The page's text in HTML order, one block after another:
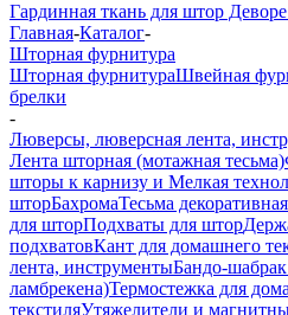
Гардинная ткань для штор
Главная-Каталог-
Шторная фурнитура
Шторная фурнитураШвейная
брелки
-
Люверсы, люверсная лента,
Лента шторная (мотажная тесьма)
шторы к карнизу и Мелкая
шторБахромаТесьма
для шторПодхваты для штор
подхватовКант для домашнего
лента, инструментыБандо-
ламбрекена)Термостежка для
текстиляУтяжелители и